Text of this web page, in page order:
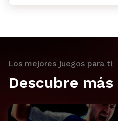
Los mejores juegos para ti
Descubre